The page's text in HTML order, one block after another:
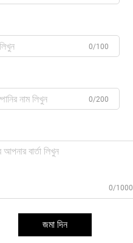
0/100
0/200
0/1000
জমা দিন